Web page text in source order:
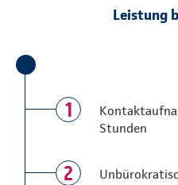
Leistung
1
Stunden
2